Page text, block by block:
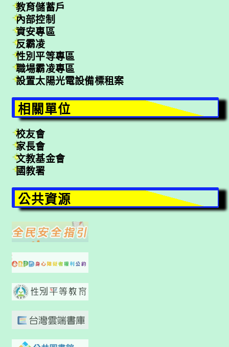
教育儲蓄戶
內部控制
資安專區
反霸凌
性別平等專區
職場霸凌專區
設置太陽光電設備標租案
相關單位
校友會
家長會
文教基金會
國教署
公共資源